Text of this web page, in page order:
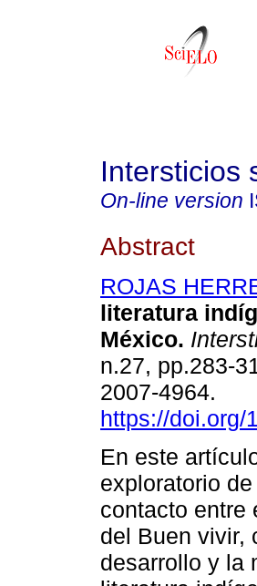
Intersticios
On-line version
Abstract
ROJAS
literatura
México.
n.27, pp.283-
2007-4964.
https://doi.org/
En este
exploratorio
contacto entre
del Buen vivir,
desarrollo y la